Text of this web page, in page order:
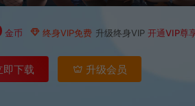
金币 终身VIP免费 升级终身VIP 开通VIP尊
即下载 升级会员